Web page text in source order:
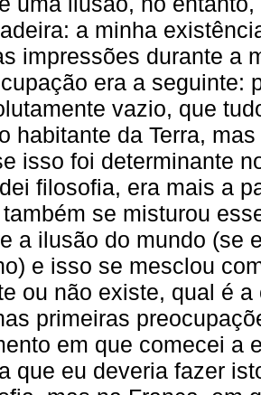
a minha
impressões durante a
era a seguinte:
vazio, que
habitante da Terra,
isso foi determinante
filosofia, era mais a
se misturou
a ilusão do mundo (se
e isso se mesclou
ou não existe, qual é
primeiras
em que comecei a
que eu deveria fazer